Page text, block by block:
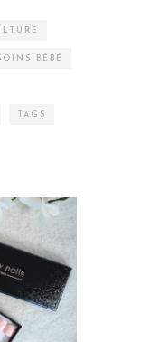
BÉBÉ
TAGS